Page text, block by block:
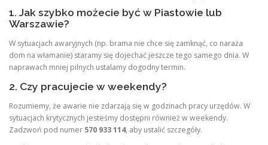
1. Jak szybko możecie być w Piastowie lub
Warszawie?
W sytuacjach awaryjnych (np. brama nie chce się zamknąć, co naraża
dom na włamanie) staramy się dojechać jeszcze tego samego dnia. W
naprawach mniej pilnych ustalamy dogodny termin.
2. Czy pracujecie w weekendy?
Rozumiemy, że awarie nie zdarzają się w godzinach pracy urzędów. W
sytuacjach krytycznych jesteśmy dostępni również w weekendy.
Zadzwoń pod numer 570 933 114, aby ustalić szczegóły.